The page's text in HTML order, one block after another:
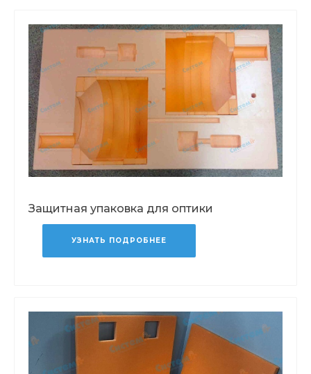
Защитная упаковка для оптики
УЗНАТЬ ПОДРОБНЕЕ